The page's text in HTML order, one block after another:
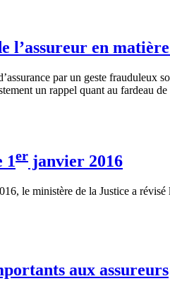
en
par un geste
un rappel quant au fardeau
1er janvier 2016
le ministère de la Justice a
aux assureurs